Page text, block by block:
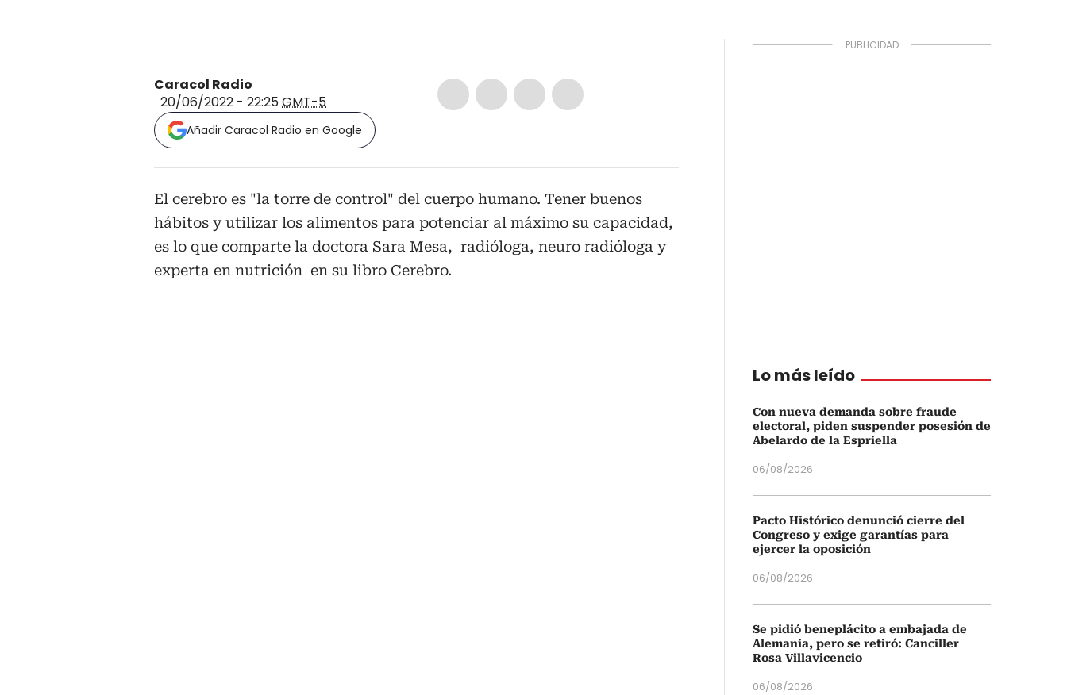
Caracol Radio
20/06/2022 - 22:25GMT-5
Añadir Caracol Radio en Google
El cerebro es "la torre de control" del cuerpo humano. Tener buenos
hábitos y utilizar los alimentos para potenciar al máximo su capacidad,
es lo que comparte la doctora Sara Mesa, radióloga, neuro radióloga y
experta en nutrición en su libro Cerebro.
Lo más leído
Con nueva demanda sobre fraude
electoral, piden suspender posesión de
Abelardo de la Espriella
06/08/2026
Pacto Histórico denunció cierre del
Congreso y exige garantías para
ejercer la oposición
06/08/2026
Se pidió beneplácito a embajada de
Alemania, pero se retiró: Canciller
Rosa Villavicencio
06/08/2026